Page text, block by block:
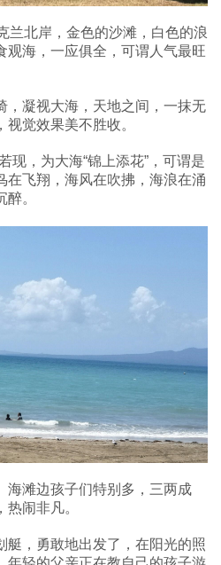
兰北岸，金色的沙滩，白色的浪
观海，一应俱全，可谓人气最旺
，凝视大海，天地之间，一抹无
觉效果美不胜收。
现，为大海“锦上添花”，可谓是
在飞翔，海风在吹拂，海浪在涌
。
海滩边孩子们特别多，三两成
闹非凡。
艇，勇敢地出发了，在阳光的照